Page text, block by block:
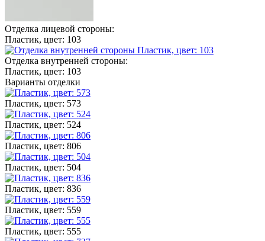
Отделка лицевой стороны:
Пластик, цвет: 103
Отделка внутренней стороны:
Пластик, цвет: 103
Варианты отделки
Пластик, цвет: 573
Пластик, цвет: 524
Пластик, цвет: 806
Пластик, цвет: 504
Пластик, цвет: 836
Пластик, цвет: 559
Пластик, цвет: 555